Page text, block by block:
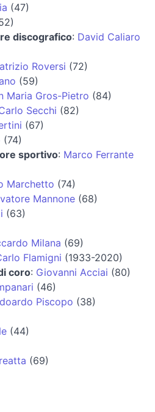
(47)
discografico: David Caliaro
Roversi (72)
(59)
Maria Gros-Pietro (84)
Secchi (82)
(67)
(74)
sportivo: Marco Ferrante
Marchetto (74)
Mannone (68)
(63)
Milana (69)
Flamigni (1933-2020)
coro: Giovanni Acciai (80)
(46)
Piscopo (38)
(44)
(69)